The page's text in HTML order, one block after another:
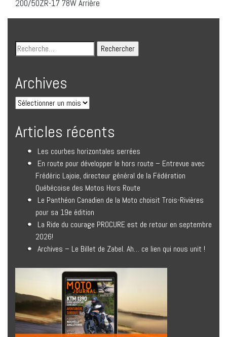
200/50ZR-17 78W Arrière
Archives
Articles récents
Les courbes horizontales serrées
En route pour développer le hors route – Entrevue avec
Frédéric Lajoie, directeur général de la Fédération
Québécoise des Motos Hors Route
Le Panthéon Canadien de la Moto choisit Trois-Rivières
pour sa 19e édition
La Ride du courage PROCURE est de retour en septembre
2026!
Archives – Le Billet de Zabel. Ah… ce lien qui nous unit !